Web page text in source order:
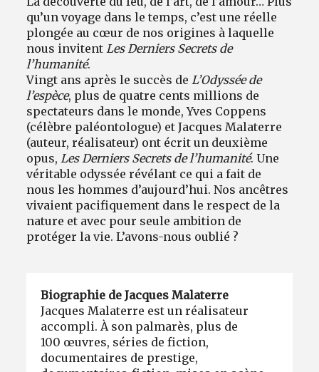
qu’un voyage dans le temps, c’est une réelle
plongée au cœur de nos origines à laquelle
nous invitent Les Derniers Secrets de
l’humanité.
Vingt ans après le succès de L’Odyssée de
l’espèce, plus de quatre cents millions de
spectateurs dans le monde, Yves Coppens
(célèbre paléontologue) et Jacques Malaterre
(auteur, réalisateur) ont écrit un deuxième
opus, Les Derniers Secrets de l’humanité. Une
véritable odyssée révélant ce qui a fait de
nous les hommes d’aujourd’hui. Nos ancêtres
vivaient pacifiquement dans le respect de la
nature et avec pour seule ambition de
protéger la vie. L’avons-nous oublié ?
Biographie de Jacques Malaterre
Jacques Malaterre est un réalisateur
accompli. À son palmarès, plus de
100 œuvres, séries de fiction,
documentaires de prestige,